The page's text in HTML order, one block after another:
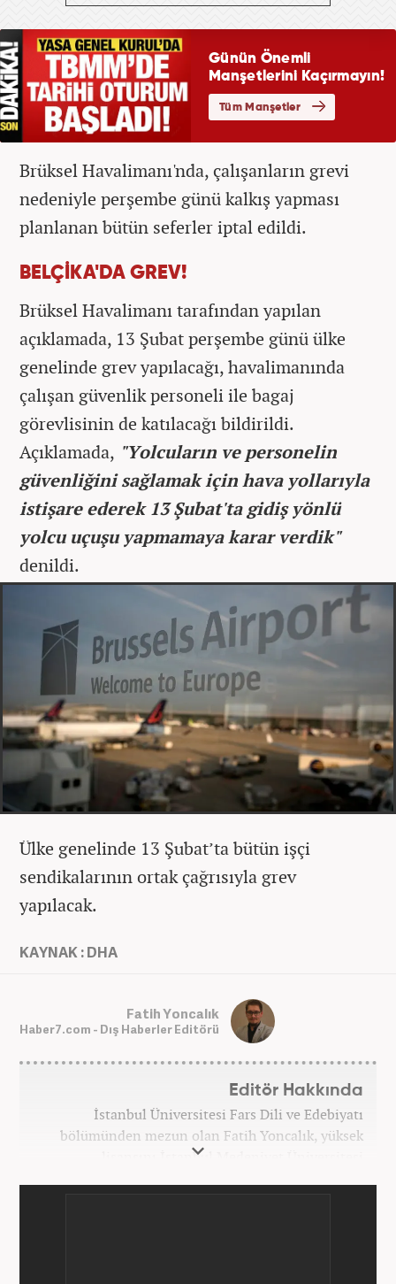
Brüksel Havalimanı'nda, çalışanların grevi
nedeniyle perşembe günü kalkış yapması
planlanan bütün seferler iptal edildi.
BELÇİKA'DA GREV!
Brüksel Havalimanı tarafından yapılan
açıklamada, 13 Şubat perşembe günü ülke
genelinde grev yapılacağı, havalimanında
çalışan güvenlik personeli ile bagaj
görevlisinin de katılacağı bildirildi.
Açıklamada, "Yolcuların ve personelin
güvenliğini sağlamak için hava yollarıyla
istişare ederek 13 Şubat'ta gidiş yönlü
yolcu uçuşu yapmamaya karar verdik"
denildi.
Ülke genelinde 13 Şubat’ta bütün işçi
sendikalarının ortak çağrısıyla grev
yapılacak.
KAYNAK : DHA
Fatih Yoncalık
Haber7.com - Dış Haberler Editörü
Editör Hakkında
İstanbul Üniversitesi Fars Dili ve Edebiyatı
bölümünden mezun olan Fatih Yoncalık, yüksek
lisansını İstanbul Medeniyet Üniversitesi